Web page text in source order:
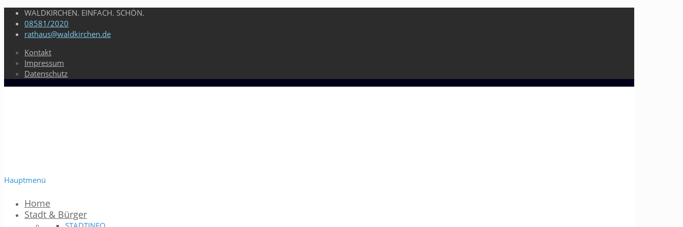
WALDKIRCHEN. EINFACH. SCHÖN.
08581/2020
rathaus@waldkirchen.de
Kontakt
Impressum
Datenschutz
Hauptmenü
Home
Stadt & Bürger